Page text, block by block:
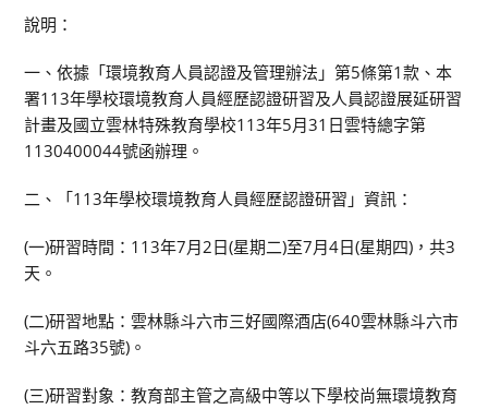
說明：
一、依據「環境教育人員認證及管理辦法」第5條第1款、本
署113年學校環境教育人員經歷認證研習及人員認證展延研習
計畫及國立雲林特殊教育學校113年5月31日雲特總字第
1130400044號函辦理。
二、「113年學校環境教育人員經歷認證研習」資訊：
(一)研習時間：113年7月2日(星期二)至7月4日(星期四)，共3
天。
(二)研習地點：雲林縣斗六市三好國際酒店(640雲林縣斗六市
斗六五路35號)。
(三)研習對象：教育部主管之高級中等以下學校尚無環境教育